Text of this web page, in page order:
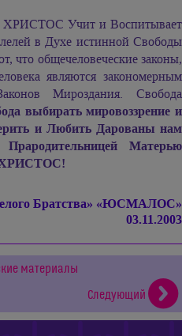
ХРИСТОС Учит и Воспитывает
в Духе истинной Свободы
что общечеловеческие законы,
являются закономерным
Мироздания. Свобода
выбирать мировоззрение и
и Любить Дарованы нам
Матерью
ХРИСТОС!
Братства» «ЮСМАЛОС»
03.11.2003
материалы
Следующий